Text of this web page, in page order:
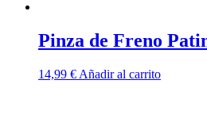
Pinza de Freno
14,99 € Añadir al carrito